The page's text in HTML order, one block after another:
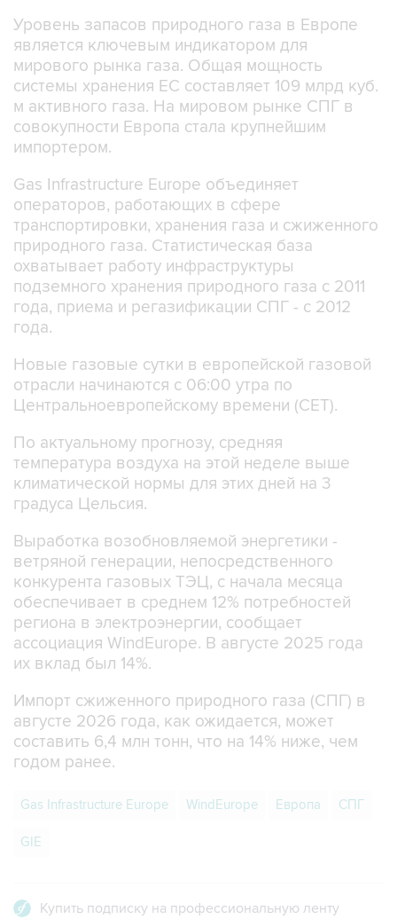
Уровень запасов природного газа в Европе
является ключевым индикатором для
мирового рынка газа. Общая мощность
системы хранения ЕС составляет 109 млрд куб.
м активного газа. На мировом рынке СПГ в
совокупности Европа стала крупнейшим
импортером.
Gas Infrastructure Europe объединяет
операторов, работающих в сфере
транспортировки, хранения газа и сжиженного
природного газа. Статистическая база
охватывает работу инфраструктуры
подземного хранения природного газа с 2011
года, приема и регазификации СПГ - с 2012
года.
Новые газовые сутки в европейской газовой
отрасли начинаются c 06:00 утра по
Центральноевропейскому времени (CET).
По актуальному прогнозу, средняя
температура воздуха на этой неделе выше
климатической нормы для этих дней на 3
градуса Цельсия.
Выработка возобновляемой энергетики -
ветряной генерации, непосредственного
конкурента газовых ТЭЦ, с начала месяца
обеспечивает в среднем 12% потребностей
региона в электроэнергии, сообщает
ассоциация WindEurope. В августе 2025 года
их вклад был 14%.
Импорт сжиженного природного газа (СПГ) в
августе 2026 года, как ожидается, может
составить 6,4 млн тонн, что на 14% ниже, чем
годом ранее.
Gas Infrastructure Europe WindEurope Европа СПГ
GIE
Купить подписку на профессиональную ленту